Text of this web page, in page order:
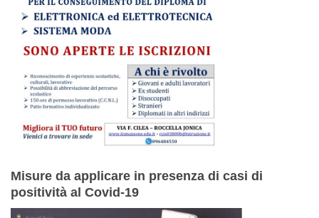
Misure da applicare in presenza di casi di
positività al Covid-19